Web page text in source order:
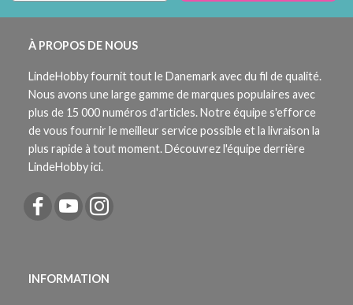
À PROPOS DE NOUS
LindeHobby fournit tout le Danemark avec du fil de qualité.
Nous avons une large gamme de marques populaires avec
plus de 15 000 numéros d'articles. Notre équipe s'efforce
de vous fournir le meilleur service possible et la livraison la
plus rapide à tout moment. Découvrez l'équipe derrière
LindeHobby ici.
INFORMATION